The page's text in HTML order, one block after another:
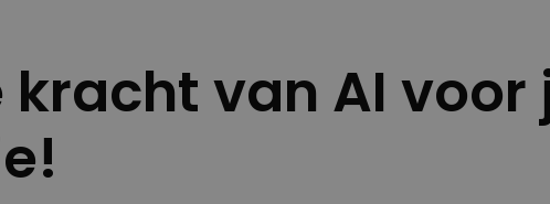
kracht van AI voor